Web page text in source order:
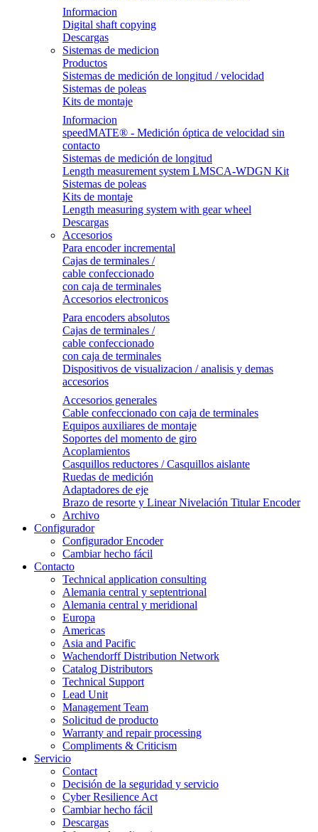
Informacion
Digital shaft copying
Descargas
Sistemas de medicion
Productos
Sistemas de medición de longitud / velocidad
Sistemas de poleas
Kits de montaje
Informacion
speedMATE® - Medición óptica de velocidad sin
contacto
Sistemas de medición de longitud
Length measurement system LMSCA-WDGN Kit
Sistemas de poleas
Kits de montaje
Length measuring system with gear wheel
Descargas
Accesorios
Para encoder incremental
Cajas de terminales /
cable confeccionado
con caja de terminales
Accesorios electronicos
Para encoders absolutos
Cajas de terminales /
cable confeccionado
con caja de terminales
Dispositivos de visualizacion / analisis y demas
accesorios
Accesorios generales
Cable confeccionado con caja de terminales
Equipos auxiliares de montaje
Soportes del momento de giro
Acoplamientos
Casquillos reductores / Casquillos aislante
Ruedas de medición
Adaptadores de eje
Brazo de resorte y Linear Nivelación Titular Encoder
Archivo
Configurador
Configurador Encoder
Cambiar hecho fácil
Contacto
Technical application consulting
Alemania central y septentrional
Alemania central y meridional
Europa
Americas
Asia and Pacific
Wachendorff Distribution Network
Catalog Distributors
Technical Support
Lead Unit
Management Team
Solicitud de producto
Warranty and repair processing
Compliments & Criticism
Servicio
Contact
Decisión de la seguridad y servicio
Cyber Resilience Act
Cambiar hecho fácil
Descargas